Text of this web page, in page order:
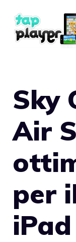
contenuto
Sky
Air
per
iPad